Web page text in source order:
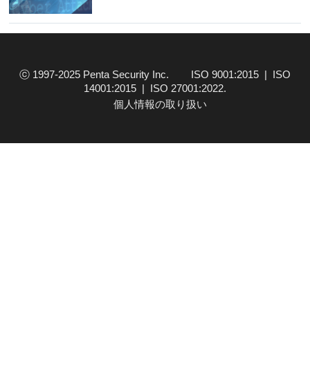
えに利用しているWebの技術には、想像以上
に重大な「脆弱性」が数多く存在しているこ
ⓒ 1997-2025 Penta Security Inc. ISO 9001:2015 | ISO
14001:2015 | ISO 27001:2022.
個人情報の取り扱い